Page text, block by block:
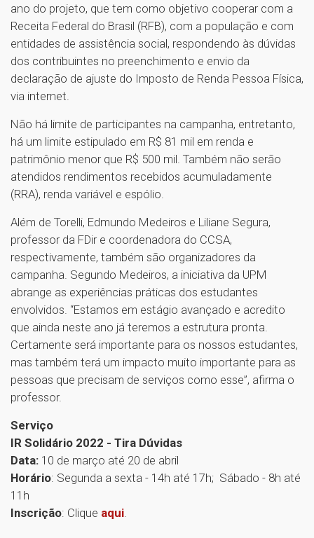
ano do projeto, que tem como objetivo cooperar com a
Receita Federal do Brasil (RFB), com a população e com
entidades de assistência social, respondendo às dúvidas
dos contribuintes no preenchimento e envio da
declaração de ajuste do Imposto de Renda Pessoa Física,
via internet.
Não há limite de participantes na campanha, entretanto,
há um limite estipulado em R$ 81 mil em renda e
patrimônio menor que R$ 500 mil. Também não serão
atendidos rendimentos recebidos acumuladamente
(RRA), renda variável e espólio.
Além de Torelli, Edmundo Medeiros e Liliane Segura,
professor da FDir e coordenadora do CCSA,
respectivamente, também são organizadores da
campanha. Segundo Medeiros, a iniciativa da UPM
abrange as experiências práticas dos estudantes
envolvidos. “Estamos em estágio avançado e acredito
que ainda neste ano já teremos a estrutura pronta.
Certamente será importante para os nossos estudantes,
mas também terá um impacto muito importante para as
pessoas que precisam de serviços como esse”, afirma o
professor.
Serviço
IR Solidário 2022 - Tira Dúvidas
Data: 10 de março até 20 de abril
Horário: Segunda a sexta - 14h até 17h; Sábado - 8h até
11h
Inscrição: Clique aqui